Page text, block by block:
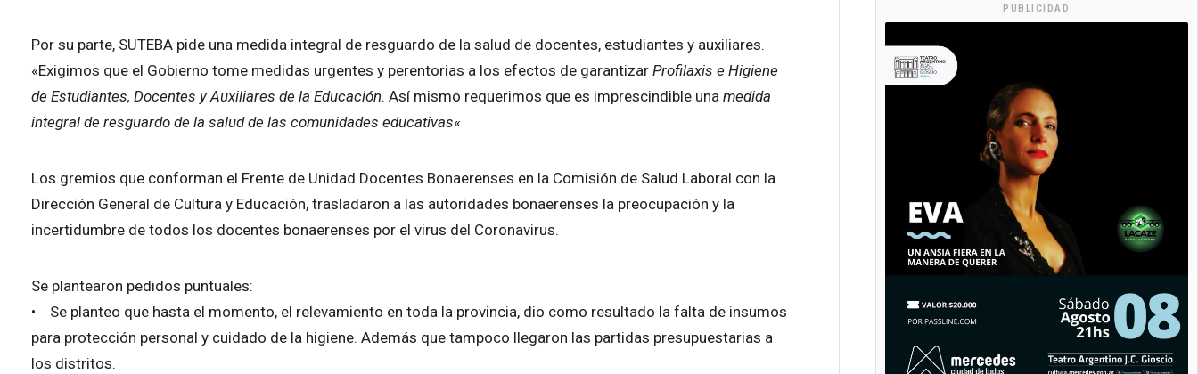
Por su parte, SUTEBA pide una medida integral de resguardo de la salud de docentes, estudiantes y auxiliares.
«Exigimos que el Gobierno tome medidas urgentes y perentorias a los efectos de garantizarProfilaxis e Higiene
de Estudiantes, Docentes y Auxiliares de la Educación. Así mismo requerimos que es imprescindible unamedida
integral de resguardo de la salud de las comunidades educativas«
Los gremios que conforman el Frente de Unidad Docentes Bonaerenses en la Comisión de Salud Laboral con la
Dirección General de Cultura y Educación, trasladaron a las autoridades bonaerenses la preocupación y la
incertidumbre de todos los docentes bonaerenses por el virus del Coronavirus.
Se plantearon pedidos puntuales:
• Se planteo que hasta el momento, el relevamiento en toda la provincia, dio como resultado la falta de insumos
para protección personal y cuidado de la higiene. Además que tampoco llegaron las partidas presupuestarias a
los distritos.
PUBLICIDAD